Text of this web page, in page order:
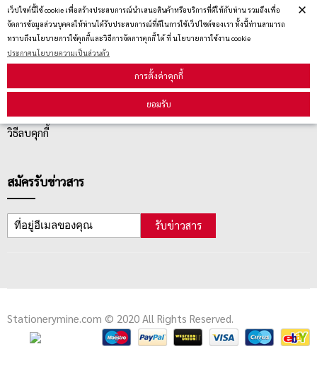
เว็ปไซต์นี้ใช้ cookie เพื่อสร้างประสบการณ์นำเสนอสินค้าหรือบริการที่ดีให้กับท่าน รวมถึงเพื่อ
จัดการข้อมูลส่วนบุคคลให้ท่านได้รับประสบการณ์ที่ดีในการใช้เว็ปไซต์ของเรา ทั้งนี้ท่านสามารถ
ทราบถึงนโยบายการใช้คุกกี้และวิธีการจัดการคุกกี้ ได้ ที่ นโยบายการใช้งาน cookie
ประกาศนโยบายความเป็นส่วนตัว
การตั้งค่าคุกกี้
ยอมรับ
×
บริการลูกค้า
วิธีลบคุกกี้
สมัครรับข่าวสาร
รับข่าวสาร
Stationerymine.com © 2020 All Rights Reserved.